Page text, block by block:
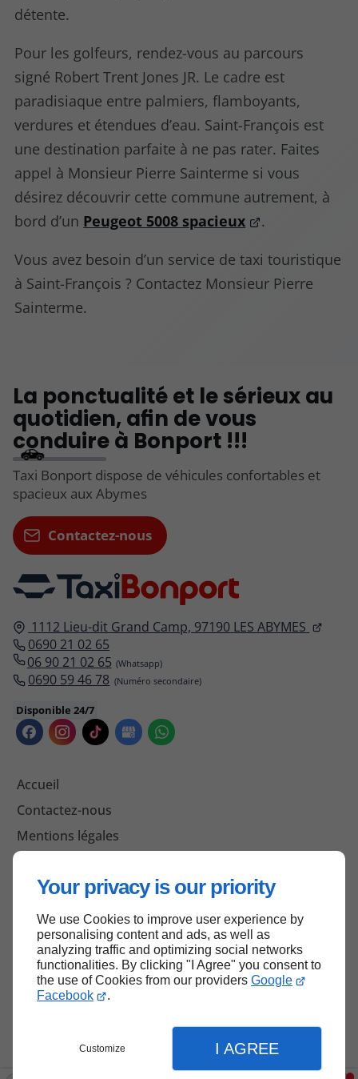
Your privacy is our priority
We use Cookies to improve user experience by
personalising content and ads, as well as
analyzing traffic and optimizing social networks
functionalities. By clicking "I Agree" you consent to
the use of Cookies from our providers Google
Facebook
.
Customize I AGREE
détente.
Pour les golfeurs, rendez-vous au parcours
signé Robert Trent Jones JR. Le cadre est
paradisiaque entre palmiers, flamboyants,
verdures et étendues d’eau. Saint-François est
une destination parfaite à ne pas rater. Faites
appel à Monsieur Pierre Sainterme si vous
désirez découvrir cette commune autrement, à
bord d’un Peugeot 5008 spacieux .
Vous avez besoin d’un service de taxi touristique
à Saint-François ? Contactez Monsieur Pierre
Sainterme.
1112 Lieu-dit Grand Camp, 97190 LES ABYMES
0690 21 02 65
06 90 21 02 65
0690 59 46 78
Disponible 24/7
Accueil
Contactez-nous
Mentions légales
La ponctualité et le sérieux au
quotidien, afin de vous
conduire à Bonport !!!
Taxi Bonport dispose de véhicules confortables et
spacieux aux Abymes
Contactez-nous
Haut de page